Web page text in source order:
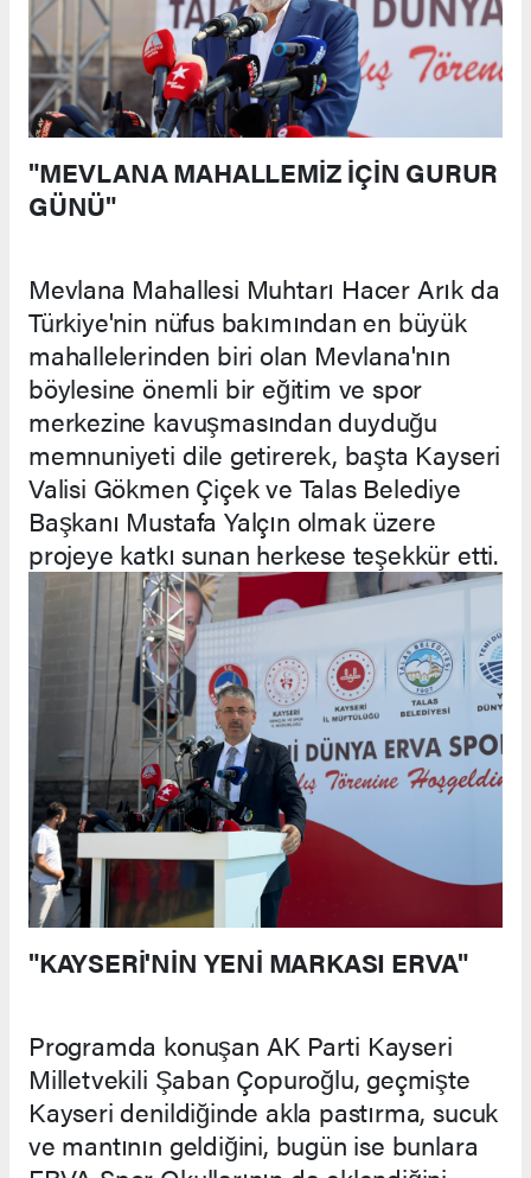
"MEVLANA MAHALLEMİZ İÇİN GURUR
GÜNÜ"
Mevlana Mahallesi Muhtarı Hacer Arık da
Türkiye'nin nüfus bakımından en büyük
mahallelerinden biri olan Mevlana'nın
böylesine önemli bir eğitim ve spor
merkezine kavuşmasından duyduğu
memnuniyeti dile getirerek, başta Kayseri
Valisi Gökmen Çiçek ve Talas Belediye
Başkanı Mustafa Yalçın olmak üzere
projeye katkı sunan herkese teşekkür etti.
"KAYSERİ'NİN YENİ MARKASI ERVA"
Programda konuşan AK Parti Kayseri
Milletvekili Şaban Çopuroğlu, geçmişte
Kayseri denildiğinde akla pastırma, sucuk
ve mantının geldiğini, bugün ise bunlara